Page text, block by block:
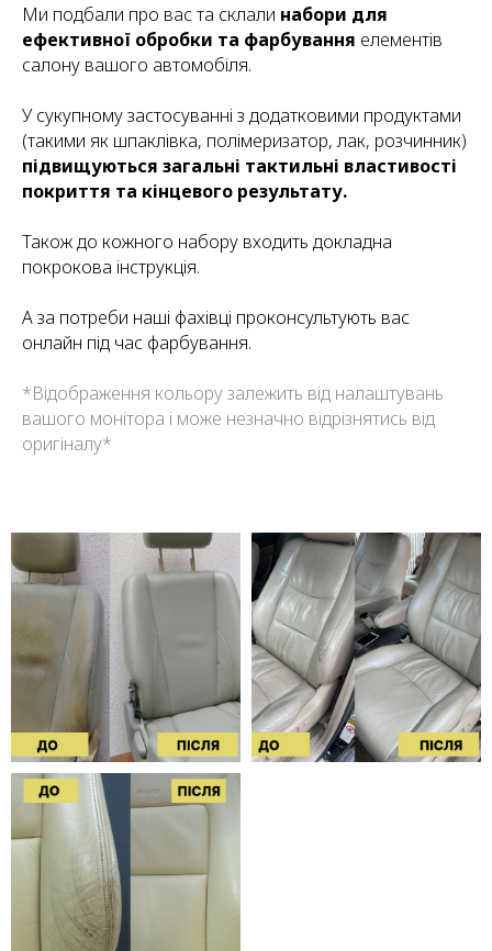
Ми подбали про вас та склали набори для
ефективної обробки та фарбування елементів
салону вашого автомобіля.
У сукупному застосуванні з додатковими продуктами
(такими як шпаклівка, полімеризатор, лак, розчинник)
підвищуються загальні тактильні властивості
покриття та кінцевого результату.
Також до кожного набору входить докладна
покрокова інструкція.
А за потреби наші фахівці проконсультують вас
онлайн під час фарбування.
*Відображення кольору залежить від налаштувань
вашого монітора і може незначно відрізнятись від
оригіналу*